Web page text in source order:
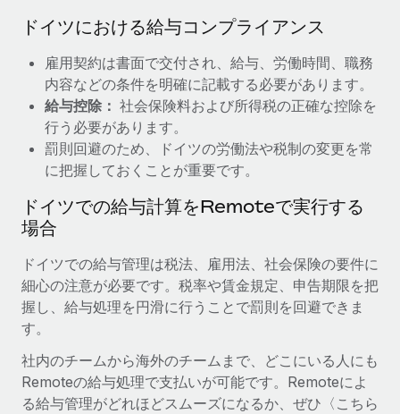
ドイツにおける給与コンプライアンス
雇用契約は書面で交付され、給与、労働時間、職務
内容などの条件を明確に記載する必要があります。
給与控除： 社会保険料および所得税の正確な控除を
行う必要があります。
罰則回避のため、ドイツの労働法や税制の変更を常
に把握しておくことが重要です。
ドイツでの給与計算をRemoteで実行する
場合
ドイツでの給与管理は税法、雇用法、社会保険の要件に
細心の注意が必要です。税率や賃金規定、申告期限を把
握し、給与処理を円滑に行うことで罰則を回避できま
す。
社内のチームから海外のチームまで、どこにいる人にも
Remoteの給与処理で支払いが可能です。Remoteによ
る給与管理がどれほどスムーズになるか、ぜひ〈こちら